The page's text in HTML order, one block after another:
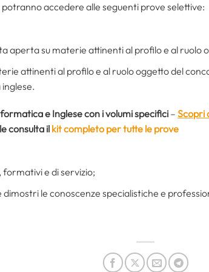
accedere alle seguenti prove selettive:
aperta su materie attinenti al profilo e al ruolo
attinenti al profilo e al ruolo oggetto del
e Inglese con i volumi specifici – Scopri
consulta il kit completo per tutte le prove
formativi e di servizio;
le conoscenze specialistiche e